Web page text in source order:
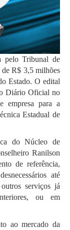
pelo Tribunal de
de R$ 3,5 milhões
Estado. O edital
Diário Oficial no
empresa para a
Estadual de
do Núcleo de
Ranilson
de referência,
até
serviços já
ou em
ao mercado da